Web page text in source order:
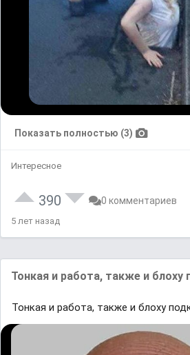
Показать полностью (3)
Интересное
390 0 комментариев
5 лет назад
Тонкая и работа, также и блоху
Тонкая и работа, также и блоху